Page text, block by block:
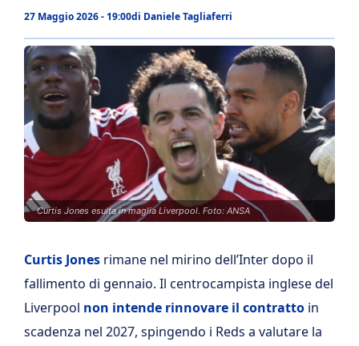
27 Maggio 2026 - 19:00di Daniele Tagliaferri
Curtis Jones esulta in maglia Liverpool. Foto: ANSA
Curtis Jones rimane nel mirino dell’Inter dopo il
fallimento di gennaio. Il centrocampista inglese del
Liverpool non intende rinnovare il contratto in
scadenza nel 2027, spingendo i Reds a valutare la